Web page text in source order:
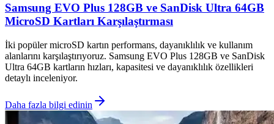
Samsung EVO Plus 128GB ve SanDisk Ultra 64GB
MicroSD Kartları Karşılaştırması
İki popüler microSD kartın performans, dayanıklılık ve kullanım
alanlarını karşılaştırıyoruz. Samsung EVO Plus 128GB ve SanDisk
Ultra 64GB kartların hızları, kapasitesi ve dayanıklılık özellikleri
detaylı inceleniyor.
Daha fazla bilgi edinin